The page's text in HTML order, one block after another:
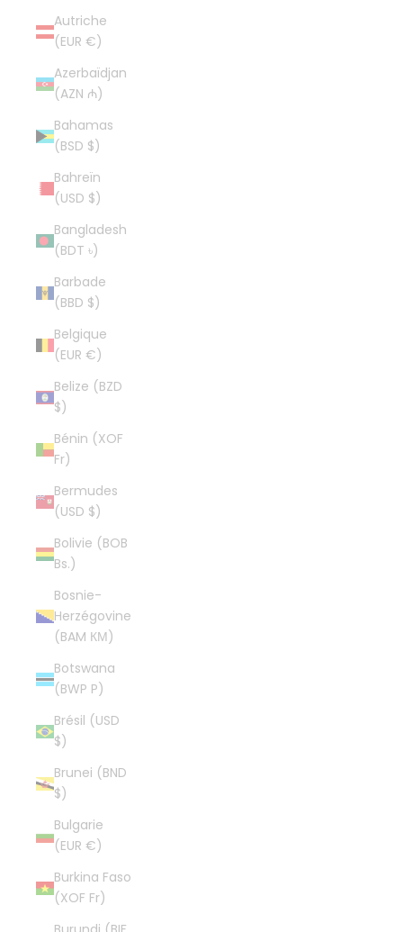
Autriche
(EUR €)
Azerbaïdjan
(AZN ₼)
Bahamas
(BSD $)
Bahreïn
(USD $)
Bangladesh
(BDT ৳)
Barbade
(BBD $)
Belgique
(EUR €)
Belize (BZD
$)
Bénin (XOF
Fr)
Bermudes
(USD $)
Bolivie (BOB
Bs.)
Bosnie-
Herzégovine
(BAM КМ)
Botswana
(BWP P)
Brésil (USD
$)
Brunei (BND
$)
Bulgarie
(EUR €)
Burkina Faso
(XOF Fr)